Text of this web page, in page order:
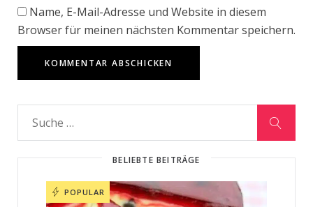
Name, E-Mail-Adresse und Website in diesem
Browser für meinen nächsten Kommentar speichern.
BELIEBTE BEITRÄGE
POPULAR